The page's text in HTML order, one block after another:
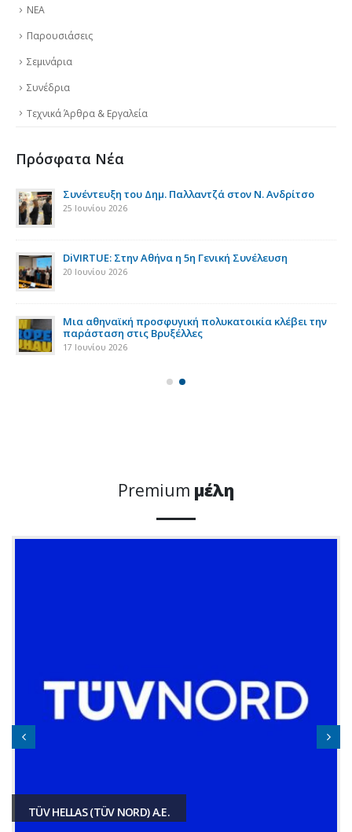
ΝΕΑ
Παρουσιάσεις
Σεμινάρια
Συνέδρια
Τεχνικά Άρθρα & Εργαλεία
Πρόσφατα Νέα
Συνέντευξη του Δημ. Παλλαντζά στον Ν. Ανδρίτσο
25 Ιουνίου 2026
DiVIRTUE: Στην Αθήνα η 5η Γενική Συνέλευση
20 Ιουνίου 2026
Μια αθηναϊκή προσφυγική πολυκατοικία κλέβει την
παράσταση στις Βρυξέλλες
17 Ιουνίου 2026
Premium μέλη
TÜV HELLAS (TÜV NORD) A.E.